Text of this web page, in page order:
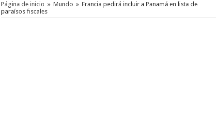
Página de inicio » Mundo » Francia pedirá incluir a Panamá en lista de
paraísos fiscales